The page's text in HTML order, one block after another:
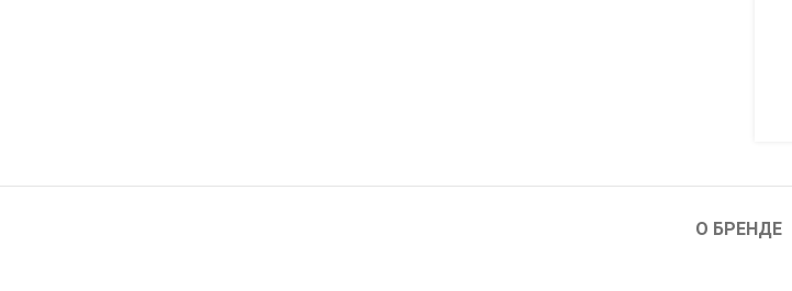
О БРЕНДЕ